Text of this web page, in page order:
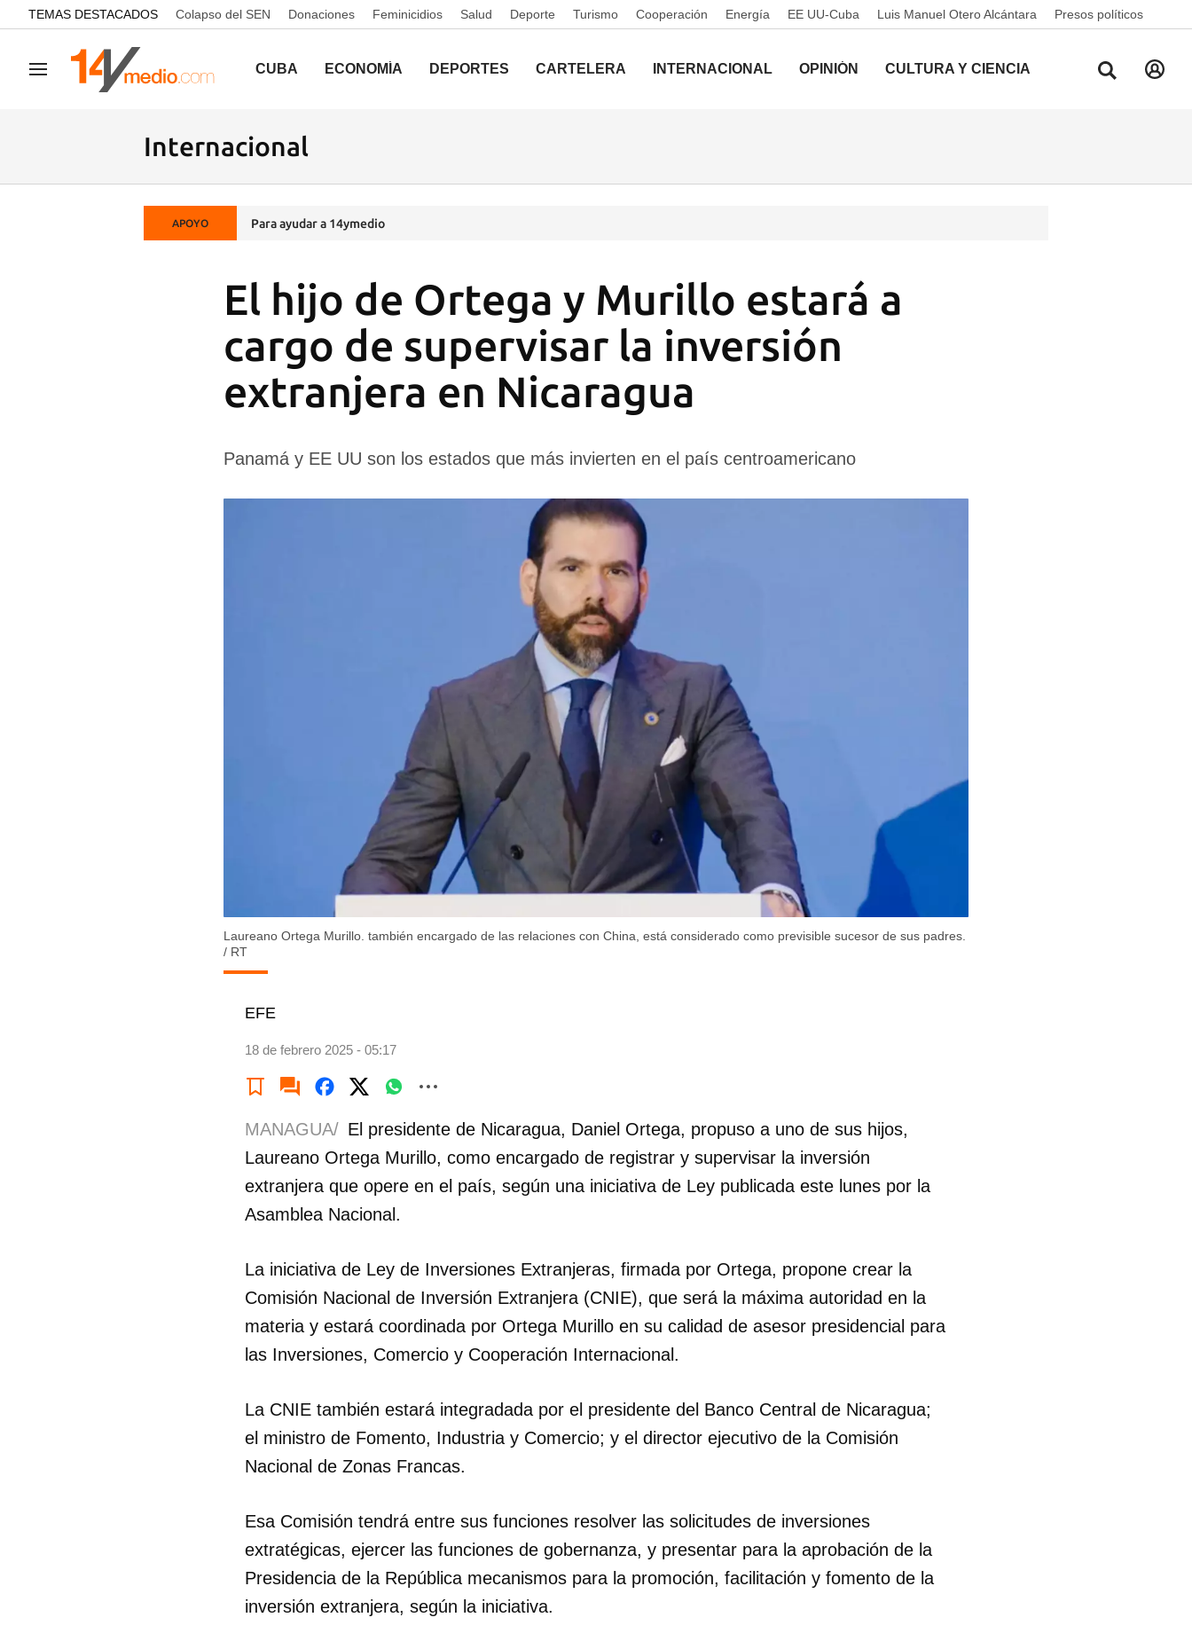
common.go-to-content
TEMAS DESTACADOS Colapso del SEN Donaciones Feminicidios Salud Deporte Turismo Cooperación Energía EE UU-Cuba Luis Manuel Otero Alcántara Presos políticos
Navegación CUBA ECONOMÍA DEPORTES CARTELERA INTERNACIONAL OPINIÓN CULTURA Y CIENCIA
Internacional
APOYO Para ayudar a 14ymedio
El hijo de Ortega y Murillo estará a
cargo de supervisar la inversión
extranjera en Nicaragua
Panamá y EE UU son los estados que más invierten en el país centroamericano
Laureano Ortega Murillo. también encargado de las relaciones con China, está considerado como previsible sucesor de sus padres.
/ RT
EFE
18 de febrero 2025 - 05:17
MANAGUA/ El presidente de Nicaragua, Daniel Ortega, propuso a uno de sus hijos,
Laureano Ortega Murillo, como encargado de registrar y supervisar la inversión
extranjera que opere en el país, según una iniciativa de Ley publicada este lunes por la
Asamblea Nacional.
La iniciativa de Ley de Inversiones Extranjeras, firmada por Ortega, propone crear la
Comisión Nacional de Inversión Extranjera (CNIE), que será la máxima autoridad en la
materia y estará coordinada por Ortega Murillo en su calidad de asesor presidencial para
las Inversiones, Comercio y Cooperación Internacional.
La CNIE también estará integradada por el presidente del Banco Central de Nicaragua;
el ministro de Fomento, Industria y Comercio; y el director ejecutivo de la Comisión
Nacional de Zonas Francas.
Esa Comisión tendrá entre sus funciones resolver las solicitudes de inversiones
extratégicas, ejercer las funciones de gobernanza, y presentar para la aprobación de la
Presidencia de la República mecanismos para la promoción, facilitación y fomento de la
inversión extranjera, según la iniciativa.